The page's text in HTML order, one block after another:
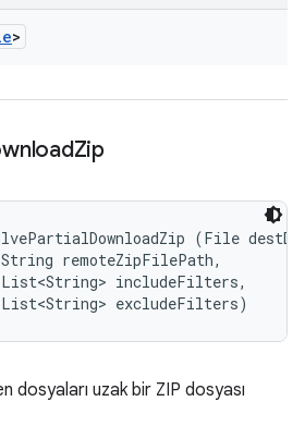
>
Zip
(File
remoteZipFilePath,
includeFilters,
excludeFilters)
dosyaları uzak bir ZIP dosyası